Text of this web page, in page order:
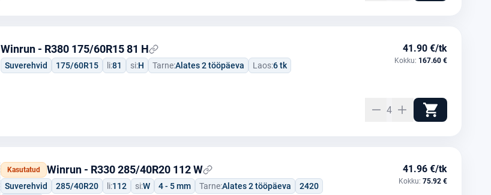
Winrun - R380 175/60R15 81 H
Suverehvid 175/60R15 li:81 si:H Tarne:Alates 2 tööpäeva Laos:6 tk
41.90 €/tk
Kokku: 167.60 €
4
Kasutatud Winrun - R330 285/40R20 112 W
Suverehvid 285/40R20 li:112 si:W 4 - 5 mm Tarne:Alates 2 tööpäeva
2420
41.96 €/tk
Kokku: 75.92 €